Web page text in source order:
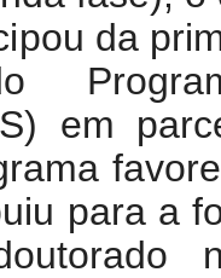
da
em
para a